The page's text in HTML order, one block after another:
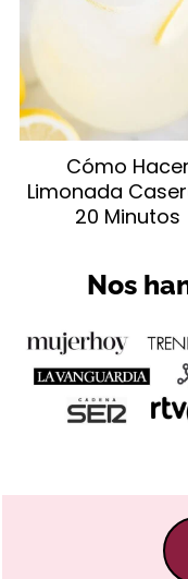
Cómo Hacer
Limonada
20 Minutos
Nos